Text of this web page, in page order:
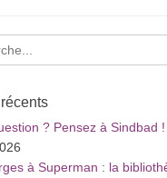
? Pensez à Sindbad !
à Superman : la